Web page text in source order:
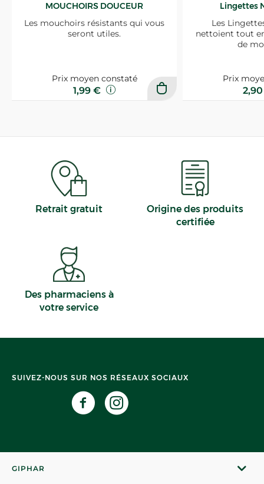
MOUCHOIRS DOUCEUR
Les mouchoirs résistants qui vous
seront utiles.
Prix moyen constaté
1,99 €
Lingettes
Les
nettoient tout
de
Prix
Retrait gratuit
Origine des produits
certifiée
Des pharmaciens à
votre service
SUIVEZ-NOUS SUR NOS RÉSEAUX SOCIAUX
GIPHAR